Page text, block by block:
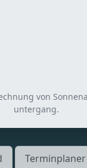
von
untergang.
Terminplaner